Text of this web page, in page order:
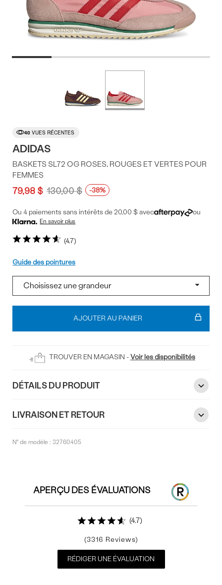
40 VUES RÉCENTES
ADIDAS
4.7
BASKETS SL72 OG ROSES, ROUGES ET VERTES POUR
FEMMES
79,98 $ 130,00 $ -38%
Ou 4 paiements sans intérêts de 20,00 $ avec ou
En savoir plus
Pointure
Guide des pointures
Ajouter
panier
AJOUTER AU PANIER
TROUVER EN MAGASIN -Voir les disponibilités
DÉTAILS DU PRODUIT
LIVRAISON ET RETOUR
N° de modèle :32760405
APERÇU DES ÉVALUATIONS
4.7
3316
RÉDIGER UNE ÉVALUATION